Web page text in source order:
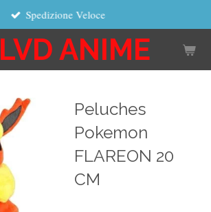
LVD ANIME
Spedizione Veloce
Peluches
Pokemon
FLAREON 20
CM